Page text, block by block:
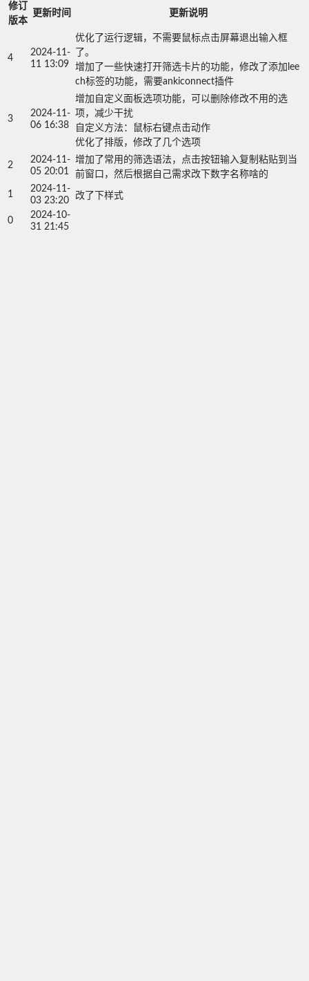
修订
版本
更新时间 更新说明
4
2024-11-
11 13:09
优化了运行逻辑，不需要鼠标点击屏幕退出输入框
了。
增加了一些快速打开筛选卡片的功能，修改了添加lee
3
2024-11-
06 16:38
增加自定义面板选项功能，可以删除修改不用的选
项，减少干扰
自定义方法：鼠标右键点击动作
优化了排版，修改了几个选项
2
2024-11-
05 20:01
增加了常用的筛选语法，点击按钮输入复制粘贴到当
前窗口，然后根据自己需求改下数字名称啥的
1
2024-11-
03 23:20
改了下样式
0
2024-10-
31 21:45